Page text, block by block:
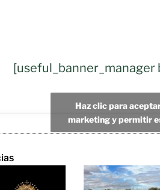
[useful_banner_manager
Haz clic para
marketing y permitir